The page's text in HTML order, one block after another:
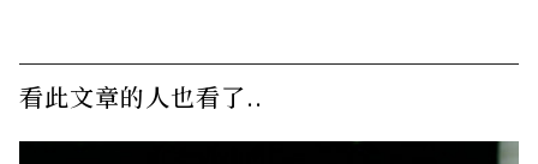
看此文章的人也看了..